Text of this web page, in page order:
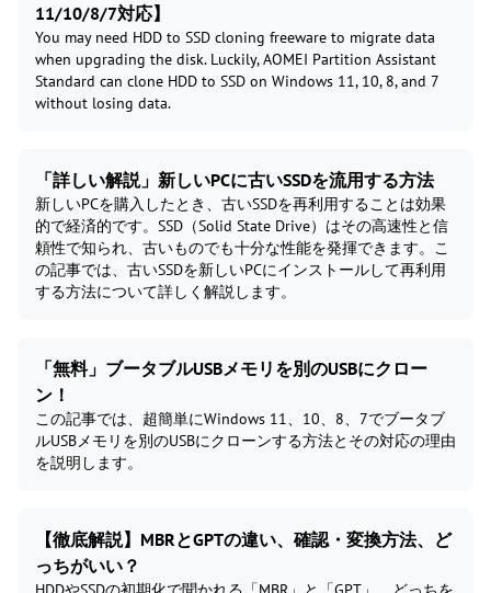
11/10/8/7対応】
You may need HDD to SSD cloning freeware to migrate data
when upgrading the disk. Luckily, AOMEI Partition Assistant
Standard can clone HDD to SSD on Windows 11, 10, 8, and 7
without losing data.
「詳しい解説」新しいPCに古いSSDを流用する方法
新しいPCを購入したとき、古いSSDを再利用することは効果
的で経済的です。SSD（Solid State Drive）はその高速性と信
頼性で知られ、古いものでも十分な性能を発揮できます。こ
の記事では、古いSSDを新しいPCにインストールして再利用
する方法について詳しく解説します。
「無料」ブータブルUSBメモリを別のUSBにクロー
ン！
この記事では、超簡単にWindows 11、10、8、7でブータブ
ルUSBメモリを別のUSBにクローンする方法とその対応の理由
を説明します。
【徹底解説】MBRとGPTの違い、確認・変換方法、ど
っちがいい？